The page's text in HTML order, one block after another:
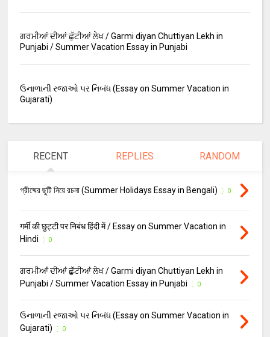
ਗਰਮੀਆਂ ਦੀਆਂ ਛੁੱਟੀਆਂ ਲੇਖ / Garmi diyan Chuttiyan Lekh in
Punjabi / Summer Vacation Essay in Punjabi
ઉનાળાની રજાઓ પર નિબંધ (Essay on Summer Vacation in
Gujarati)
RECENT REPLIES RANDOM
গ্রীষ্মের ছুটি নিয়ে রচনা (Summer Holidays Essay in Bengali) 0
गर्मी की छुट्टी पर निबंध हिंदी में / Essay on Summer Vacation in
Hindi
0
ਗਰਮੀਆਂ ਦੀਆਂ ਛੁੱਟੀਆਂ ਲੇਖ / Garmi diyan Chuttiyan Lekh in
Punjabi / Summer Vacation Essay in Punjabi
0
ઉનાળાની રજાઓ પર નિબંધ (Essay on Summer Vacation in
Gujarati)
0